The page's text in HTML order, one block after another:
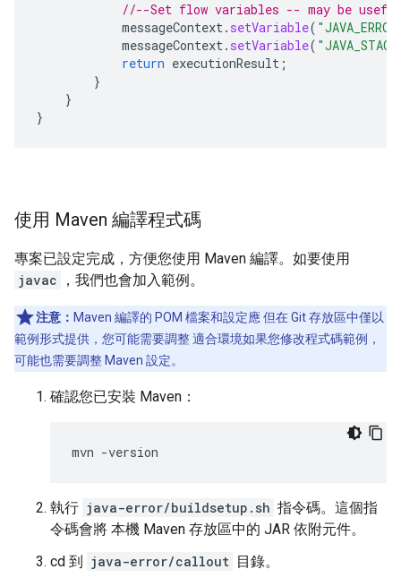
//--Set flow variables -- may be
messageContext. setVariable(
messageContext. setVariable(
return executionResult ;
}
}
}
使用 Maven 編譯程式碼
專案已設定完成，方便您使用 Maven 編譯。如要使用
javac
，我們也會加入範例。
注意： Maven 編譯的 POM 檔案和設定應 但在 Git 存放區中僅以
範例形式提供，您可能需要調整 適合環境如果您修改程式碼範例，
可能也需要調整 Maven 設定。
確認您已安裝 Maven：
mvn -version
執行 java-error/buildsetup.sh 指令碼。這個指
令碼會將 本機 Maven 存放區中的 JAR 依附元件。
cd 到 java-error/callout 目錄。